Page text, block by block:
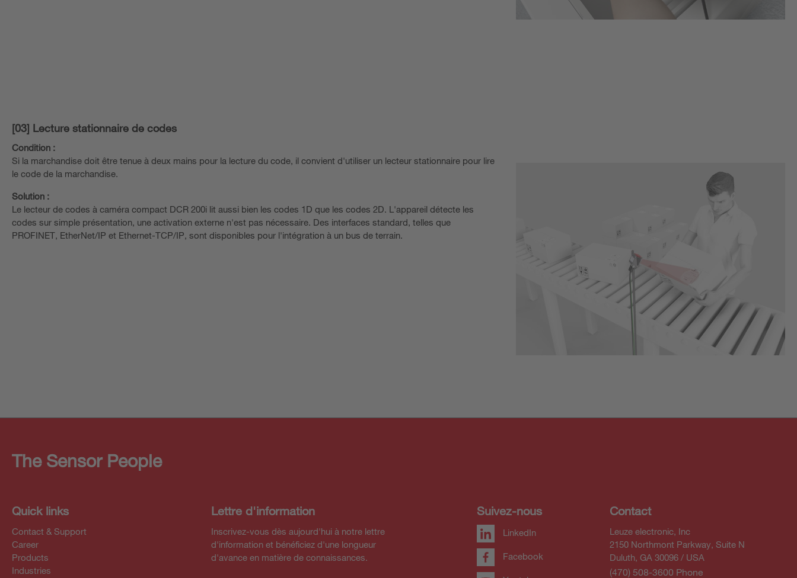
[03] Lecture stationnaire de codes
Condition :
Si la marchandise doit être tenue à deux mains pour la lecture du code, il convient d'utiliser un lecteur stationnaire pour lire
le code de la marchandise.
Solution :
Le lecteur de codes à caméra compact DCR 200i lit aussi bien les codes 1D que les codes 2D. L'appareil détecte les
codes sur simple présentation, une activation externe n'est pas nécessaire. Des interfaces standard, telles que
PROFINET, EtherNet/IP et Ethernet-TCP/IP, sont disponibles pour l'intégration à un bus de terrain.
The Sensor People
Quick links
Contact & Support
Career
Products
Industries
Lettre d'information
Inscrivez-vous dès aujourd'hui à notre lettre
d'information et bénéficiez d'une longueur
d'avance en matière de connaissances.
Suivez-nous
LinkedIn
Facebook
Contact
Leuze electronic, Inc
2150 Northmont Parkway, Suite N
Duluth, GA 30096 / USA
(470) 508-3600 Phone